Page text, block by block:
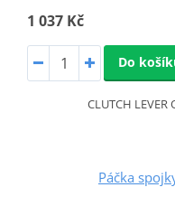
1 037 Kč
Do
CLUTCH LEVER
Páčka